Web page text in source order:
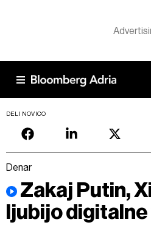
DELI NOVICO
Denar
Zakaj Putin,
ljubijo